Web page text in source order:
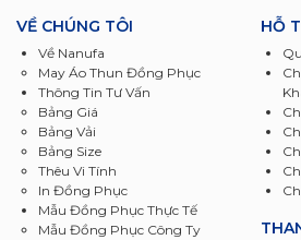
VỀ CHÚNG TÔI
Về Nanufa
May Áo Thun Đồng Phục
Thông Tin Tư Vấn
Bảng Giá
Bảng Vải
Bảng Size
Thêu Vi Tính
In Đồng Phục
Mẫu Đồng Phục Thực Tế
Mẫu Đồng Phục Công Ty
HỖ